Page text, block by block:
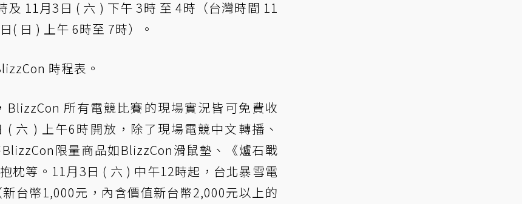
11月3日 ( 六 ) 下午 3時 至 4時（台灣時間 11
( 日 ) 上午 6時至 7時）。
時程表 。
所有電競比賽的現場實況皆可免費收
( 六 ) 上午6時開放，除了現場電競中文轉播、
限量商品如BlizzCon滑鼠墊、《爐石戰
枕等。11月3日 ( 六 ) 中午12時起，台北暴雪電
台幣1,000元，內含價值新台幣2,000元以上的